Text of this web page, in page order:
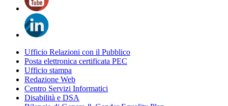
Ufficio Relazioni con il Pubblico
Posta elettronica certificata PEC
Ufficio stampa
Redazione Web
Centro Servizi Informatici
Disabilità e DSA